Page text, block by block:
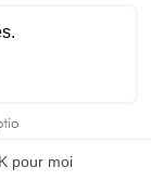
pour moi
réservés